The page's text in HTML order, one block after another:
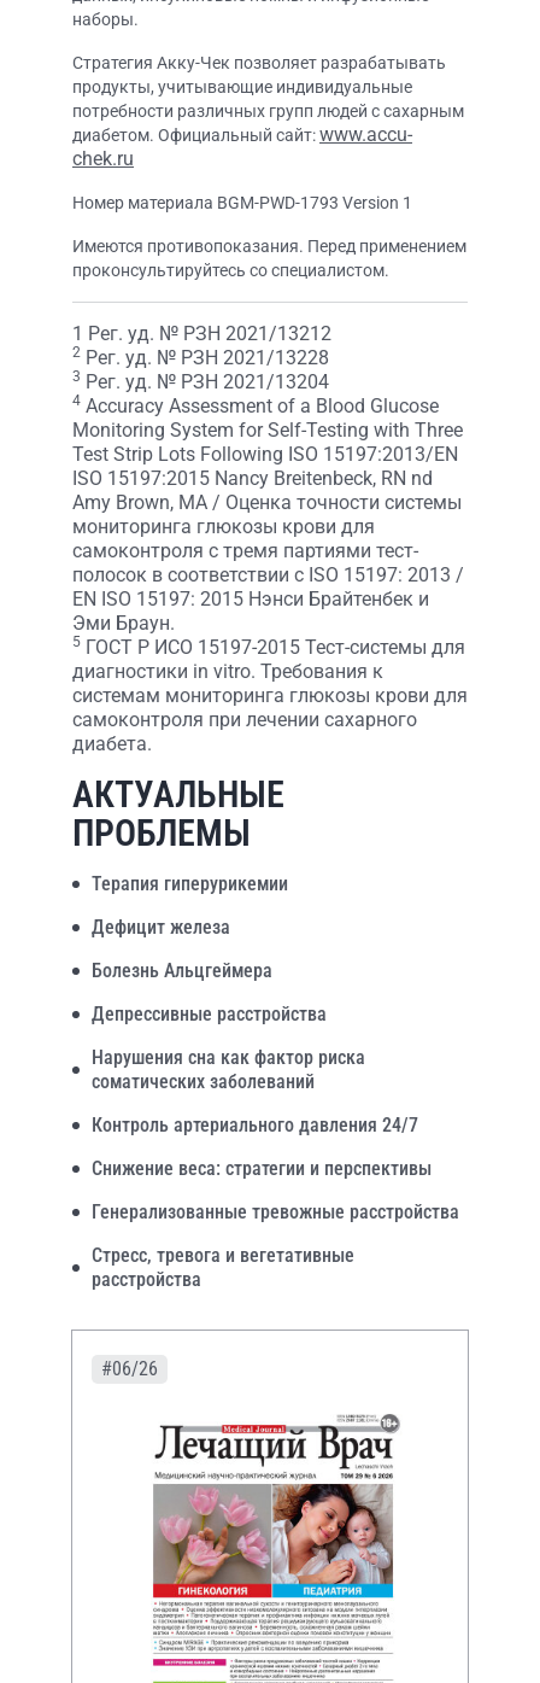
наборы.
Стратегия Акку-Чек позволяет разрабатывать
продукты, учитывающие индивидуальные
потребности различных групп людей с сахарным
диабетом. Официальный сайт:www.accu-
chek.ru
Номер материала BGM-PWD-1793 Version 1
Имеются противопоказания. Перед применением
проконсультируйтесь со специалистом.
1 Рег. уд. № РЗН 2021/13212
2 Рег. уд. № РЗН 2021/13228
3 Рег. уд. № РЗН 2021/13204
4 Accuracy Assessment of a Blood Glucose
Monitoring System for Self-Testing with Three
Test Strip Lots Following ISO 15197:2013/EN
ISO 15197:2015 Nancy Breitenbeck, RN nd
Amy Brown, MA / Оценка точности системы
мониторинга глюкозы крови для
самоконтроля с тремя партиями тест-
полосок в соответствии с ISO 15197: 2013 /
EN ISO 15197: 2015 Нэнси Брайтенбек и
Эми Браун.
5 ГОСТ Р ИСО 15197-2015 Тест-системы для
диагностики in vitro. Требования к
системам мониторинга глюкозы крови для
самоконтроля при лечении сахарного
диабета.
АКТУАЛЬНЫЕ
ПРОБЛЕМЫ
Терапия гиперурикемии
Дефицит железа
Болезнь Альцгеймера
Депрессивные расстройства
Нарушения сна как фактор риска
соматических заболеваний
Контроль артериального давления 24/7
Снижение веса: стратегии и перспективы
Генерализованные тревожные расстройства
Стресс, тревога и вегетативные
расстройства
#06/26